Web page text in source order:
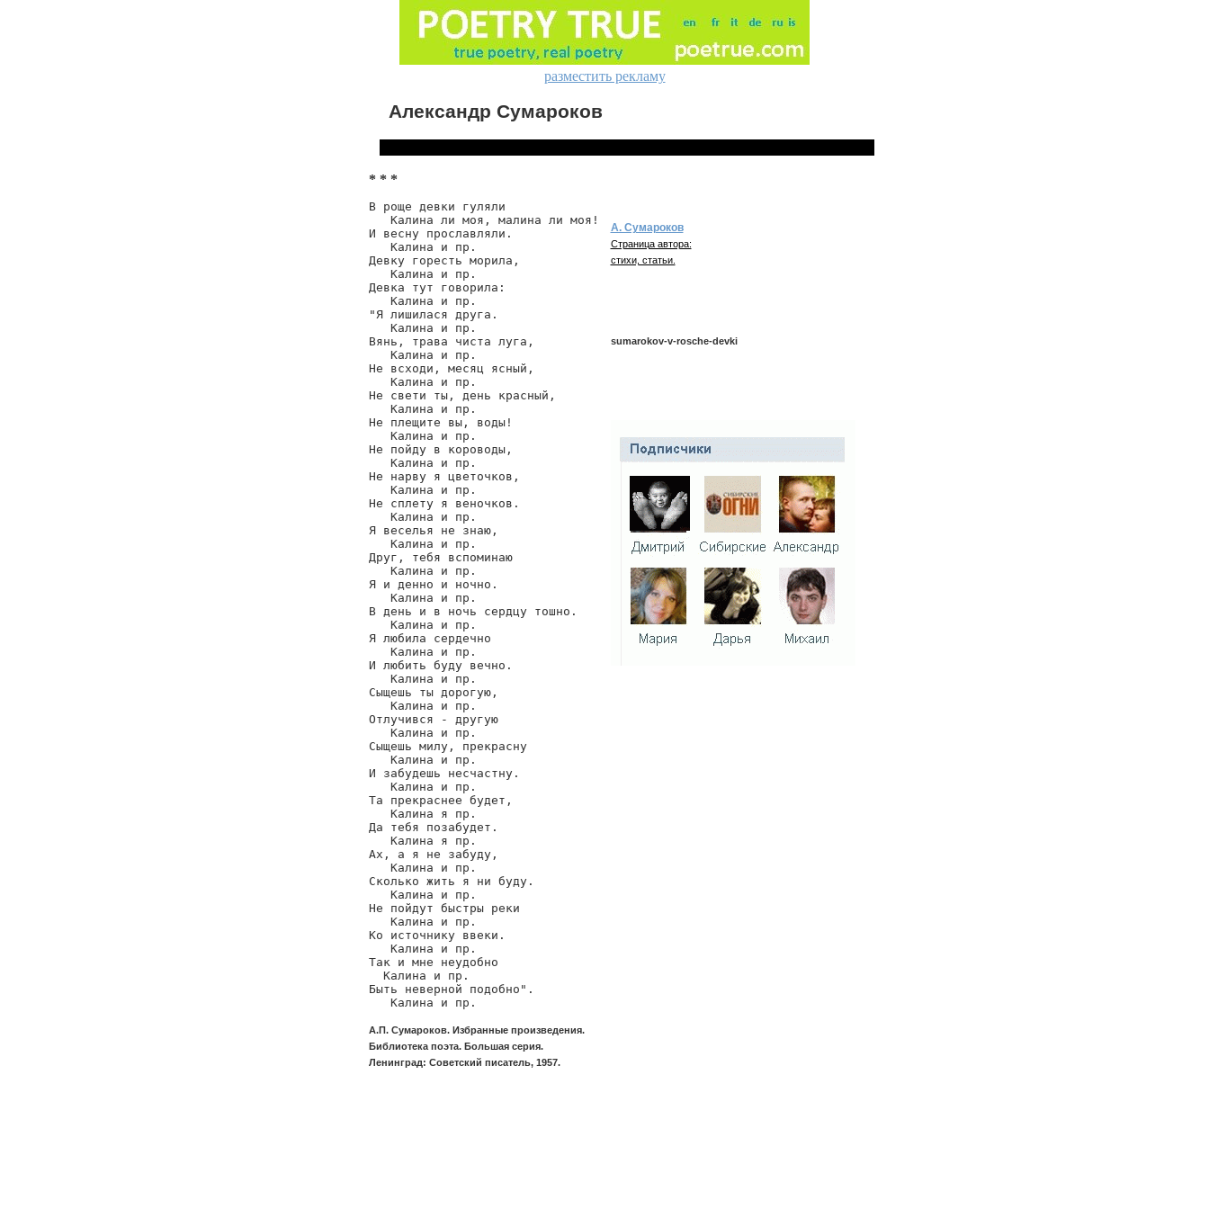
разместить рекламу
Александр Сумароков
* * *
В роще девки гуляли
   Калина ли моя, малина ли моя!
И весну прославляли.
   Калина и пр.
Девку горесть морила,
   Калина и пр.
Девка тут говорила:
   Калина и пр.
"Я лишилася друга.
   Калина и пр.
Вянь, трава чиста луга,
   Калина и пр.
Не всходи, месяц ясный,
   Калина и пр.
Не свети ты, день красный,
   Калина и пр.
Не плещите вы, воды!
   Калина и пр.
Не пойду в короводы,
   Калина и пр.
Не нарву я цветочков,
   Калина и пр.
Не сплету я веночков.
   Калина и пр.
Я веселья не знаю,
   Калина и пр.
Друг, тебя вспоминаю
   Калина и пр.
Я и денно и ночно.
   Калина и пр.
В день и в ночь сердцу тошно.
   Калина и пр.
Я любила сердечно
   Калина и пр.
И любить буду вечно.
   Калина и пр.
Сыщешь ты дорогую,
   Калина и пр.
Отлучився - другую
   Калина и пр.
Сыщешь милу, прекрасну
   Калина и пр.
И забудешь несчастну.
   Калина и пр.
Та прекраснее будет,
   Калина я пр.
Да тебя позабудет.
   Калина я пр.
Ах, а я не забуду,
   Калина и пр.
Сколько жить я ни буду.
   Калина и пр.
Не пойдут быстры реки
   Калина и пр.
Ко источнику ввеки.
   Калина и пр.
Так и мне неудобно
  Калина и пр.
Быть неверной подобно".
   Калина и пр.
А.П. Сумароков. Избранные произведения.
Библиотека поэта. Большая серия.
Ленинград: Советский писатель, 1957.
А. Сумароков
Страница автора:
стихи, статьи.
sumarokov-v-rosche-devki